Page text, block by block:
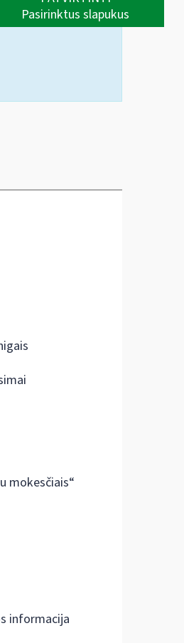
Pasirinktus slapukus
mokesčiais“
informacija